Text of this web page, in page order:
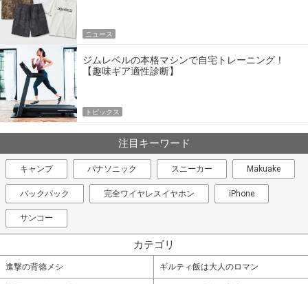
ニュース
ジムレベルの本格マシンで自宅トレーニング！
【趣味ギア適性診断】
トピックス
注目キーワード
キャンプ パナソニック スニーカー Makuake
バックパック 完全ワイヤレスイヤホン iPhone
サンコー
カテゴリ
進撃の背徳メシ ギルティ飯は大人のロマン